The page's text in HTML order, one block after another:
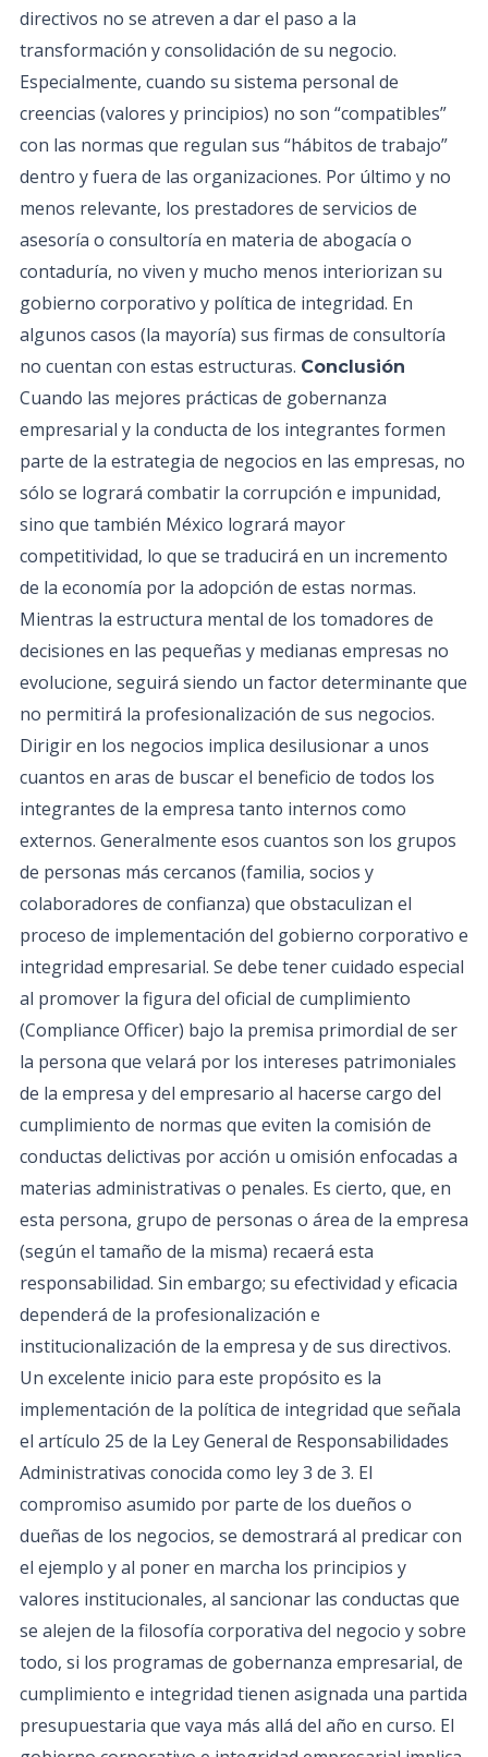
directivos no se atreven a dar el paso a la
transformación y consolidación de su negocio.
Especialmente, cuando su sistema personal de
creencias (valores y principios) no son “compatibles”
con las normas que regulan sus “hábitos de trabajo”
dentro y fuera de las organizaciones. Por último y no
menos relevante, los prestadores de servicios de
asesoría o consultoría en materia de abogacía o
contaduría, no viven y mucho menos interiorizan su
gobierno corporativo y política de integridad. En
algunos casos (la mayoría) sus firmas de consultoría
no cuentan con estas estructuras. Conclusión
Cuando las mejores prácticas de gobernanza
empresarial y la conducta de los integrantes formen
parte de la estrategia de negocios en las empresas, no
sólo se logrará combatir la corrupción e impunidad,
sino que también México logrará mayor
competitividad, lo que se traducirá en un incremento
de la economía por la adopción de estas normas.
Mientras la estructura mental de los tomadores de
decisiones en las pequeñas y medianas empresas no
evolucione, seguirá siendo un factor determinante que
no permitirá la profesionalización de sus negocios.
Dirigir en los negocios implica desilusionar a unos
cuantos en aras de buscar el beneficio de todos los
integrantes de la empresa tanto internos como
externos. Generalmente esos cuantos son los grupos
de personas más cercanos (familia, socios y
colaboradores de confianza) que obstaculizan el
proceso de implementación del gobierno corporativo e
integridad empresarial. Se debe tener cuidado especial
al promover la figura del oficial de cumplimiento
(Compliance Officer) bajo la premisa primordial de ser
la persona que velará por los intereses patrimoniales
de la empresa y del empresario al hacerse cargo del
cumplimiento de normas que eviten la comisión de
conductas delictivas por acción u omisión enfocadas a
materias administrativas o penales. Es cierto, que, en
esta persona, grupo de personas o área de la empresa
(según el tamaño de la misma) recaerá esta
responsabilidad. Sin embargo; su efectividad y eficacia
dependerá de la profesionalización e
institucionalización de la empresa y de sus directivos.
Un excelente inicio para este propósito es la
implementación de la política de integridad que señala
el artículo 25 de la Ley General de Responsabilidades
Administrativas conocida como ley 3 de 3. El
compromiso asumido por parte de los dueños o
dueñas de los negocios, se demostrará al predicar con
el ejemplo y al poner en marcha los principios y
valores institucionales, al sancionar las conductas que
se alejen de la filosofía corporativa del negocio y sobre
todo, si los programas de gobernanza empresarial, de
cumplimiento e integridad tienen asignada una partida
presupuestaria que vaya más allá del año en curso. El